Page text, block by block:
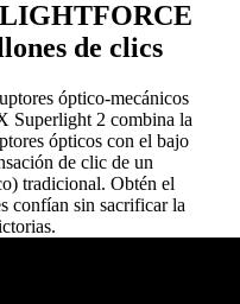
de clics
óptico-mecánicos
Superlight 2 combina la
ópticos con el bajo
de clic de un
tradicional. Obtén el
confían sin sacrificar la